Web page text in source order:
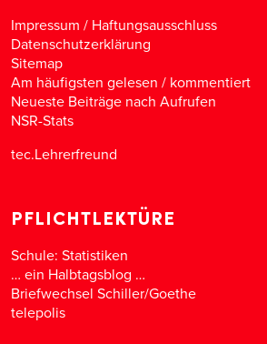
Impressum / Haftungsausschluss
Datenschutzerklärung
Sitemap
Am häufigsten gelesen / kommentiert
Neueste Beiträge nach Aufrufen
NSR-Stats
tec.Lehrerfreund
PFLICHTLEKTÜRE
Schule: Statistiken
… ein Halbtagsblog …
Briefwechsel Schiller/Goethe
telepolis